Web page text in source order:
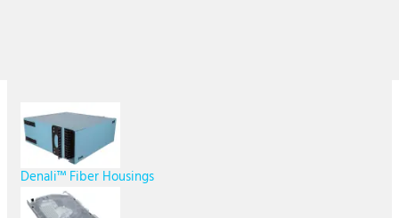
Denali™ Fiber Housings